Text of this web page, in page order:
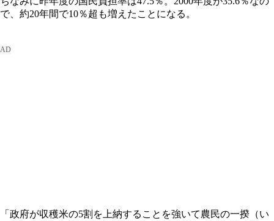
で、約20年間で10％超も増えたことになる。
「政府が収穫米の5割を上納することを強いて農民の一揆（い